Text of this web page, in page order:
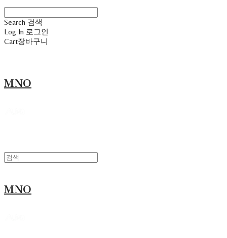
Search 검색
Log In 로그인
Cart장바구니
MNO
MNO